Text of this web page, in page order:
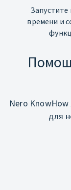
времени и
Nero
для